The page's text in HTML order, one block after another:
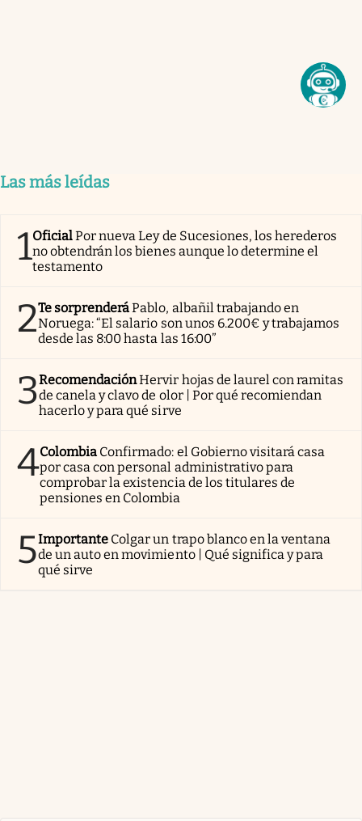
Las más leídas
1OficialPor nueva Ley de Sucesiones, los herederos
no obtendrán los bienes aunque lo determine el
testamento
2Te sorprenderáPablo, albañil trabajando en
Noruega: “El salario son unos 6.200€ y trabajamos
desde las 8:00 hasta las 16:00”
3RecomendaciónHervir hojas de laurel con ramitas
de canela y clavo de olor | Por qué recomiendan
hacerlo y para qué sirve
4Colombia Confirmado: el Gobierno visitará casa
por casa con personal administrativo para
comprobar la existencia de los titulares de
pensiones en Colombia
5Importante Colgar un trapo blanco en la ventana
de un auto en movimiento | Qué significa y para
qué sirve